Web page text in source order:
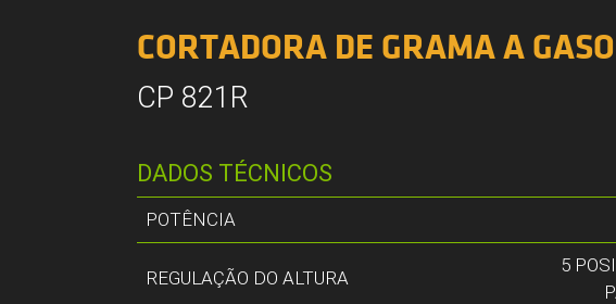
CORTADORA DE GRAMA A
CP 821R
DADOS TÉCNICOS
POTÊNCIA
REGULAÇÃO DO ALTURA
5